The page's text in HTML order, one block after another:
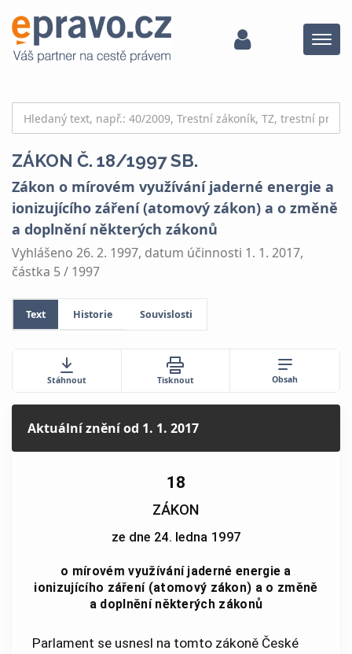
Menu
ZÁKON Č. 18/1997 SB.
Zákon o mírovém využívání jaderné energie a
ionizujícího záření (atomový zákon) a o změně
a doplnění některých zákonů
Vyhlášeno 26. 2. 1997, datum účinnosti 1. 1. 2017,
částka 5 / 1997
Text Historie Souvislosti
Stáhnout Tisknout Obsah
Aktuální zněníod 1. 1. 2017
18
ZÁKON
ze dne 24. ledna 1997
o mírovém využívání jaderné energie a
ionizujícího záření (atomový zákon) a o změně
a doplnění některých zákonů
Parlament se usnesl na tomto zákoně České